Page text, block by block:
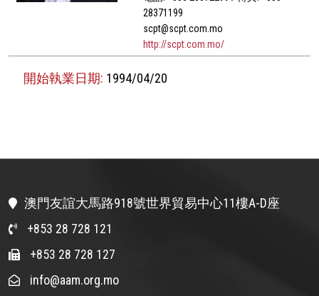
28371199
scpt@scpt.com.mo
http://scpt.com.mo/
開始執業日期: 1994/04/20
澳門友誼大馬路918號世界貿易中心11樓A-D座
+853 28 728 121
+853 28 728 127
info@aam.org.mo